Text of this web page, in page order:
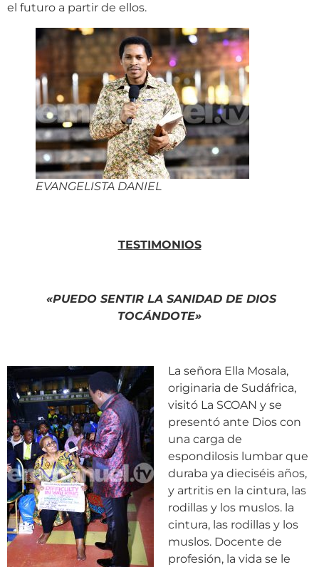
el futuro a partir de ellos.
EVANGELISTA DANIEL
TESTIMONIOS
«PUEDO SENTIR LA SANIDAD DE DIOS
TOCÁNDOTE»
La señora Ella Mosala,
originaria de Sudáfrica,
visitó La SCOAN y se
presentó ante Dios con
una carga de
espondilosis lumbar que
duraba ya dieciséis años,
y artritis en la cintura, las
rodillas y los muslos. la
cintura, las rodillas y los
muslos. Docente de
profesión, la vida se le